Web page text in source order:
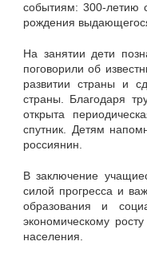
событиям: 300-летию
рождения
На занятии дети
поговорили об
развитии страны и
страны. Благодаря
открыта
спутник. Детям
россиянин.
В заключение
силой прогресса и
образования и
экономическому
населения.